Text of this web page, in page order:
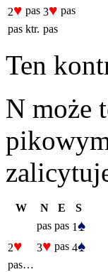
2♥ pas 3♥ pas
pas ktr. pas
Ten
N może
W N E
S
pas pas 1♠
2♥ 3♥ pas 4♠
pas…